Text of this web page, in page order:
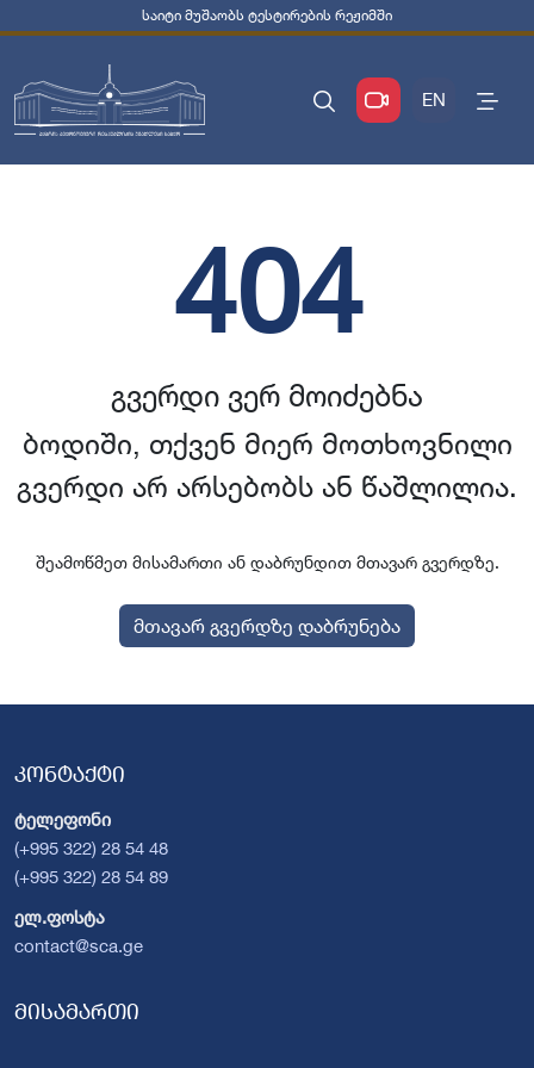
საიტი მუშაობს ტესტირების რეჟიმში
EN
404
გვერდი ვერ მოიძებნა
ბოდიში, თქვენ მიერ მოთხოვნილი
გვერდი არ არსებობს ან წაშლილია.
შეამოწმეთ მისამართი ან დაბრუნდით მთავარ გვერდზე.
მთავარ გვერდზე დაბრუნება
კონტაქტი
ტელეფონი
(+995 322) 28 54 48
(+995 322) 28 54 89
ელ.ფოსტა
contact@sca.ge
მისამართი